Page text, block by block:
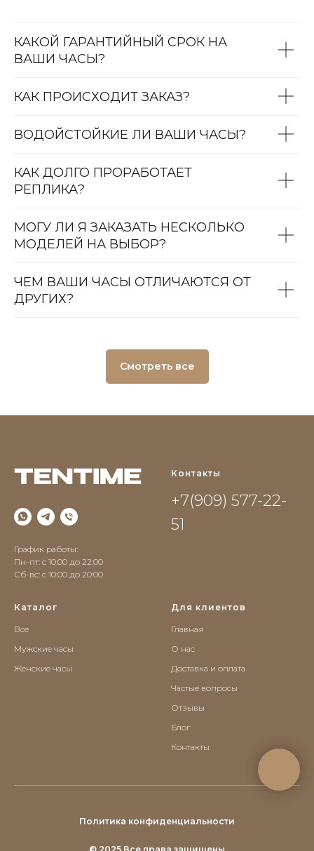
КАКОЙ ГАРАНТИЙНЫЙ СРОК НА
ВАШИ ЧАСЫ?
КАК ПРОИСХОДИТ ЗАКАЗ?
ВОДОЙСТОЙКИЕ ЛИ ВАШИ ЧАСЫ?
КАК ДОЛГО ПРОРАБОТАЕТ
РЕПЛИКА?
МОГУ ЛИ Я ЗАКАЗАТЬ НЕСКОЛЬКО
МОДЕЛЕЙ НА ВЫБОР?
ЧЕМ ВАШИ ЧАСЫ ОТЛИЧАЮТСЯ ОТ
ДРУГИХ?
Смотреть все
График работы:
Пн-пт: с 10:00 до 22:00
Сб-вс: c 10:00 до 20:00
Контакты
+7(909) 577-22-
51
Каталог
Все
Мужские часы
Женские часы
Для клиентов
Главная
О нас
Доставка и оплата
Частые вопросы
Отзывы
Блог
Контакты
Политика конфиденциальности